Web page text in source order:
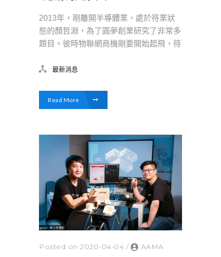
2013年，剛離開半導體業，處於待業狀
態的顏哲淵，為了圓夢創業研究了非常多
題目。彼時物聯網商機剛要開始起飛，待
最新消息
Read More
Posted on 2020-04-04 / AAMA